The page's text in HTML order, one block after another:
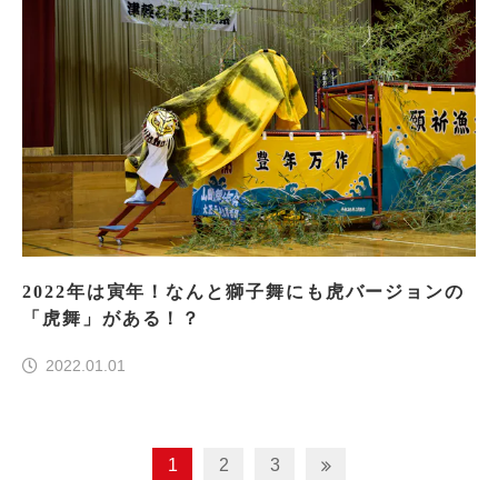
2022年は寅年！なんと獅子舞にも虎バージョンの
「虎舞」がある！？
2022.01.01
1 2 3